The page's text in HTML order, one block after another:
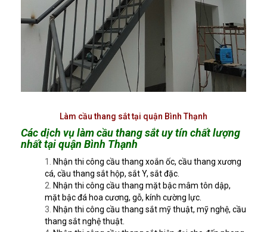
Làm cầu thang sắt tại quận Bình Thạnh
Các dịch vụ làm cầu thang sắt uy tín chất lượng
nhất tại quận Bình Thạnh
Nhận thi công cầu thang xoắn ốc, cầu thang xương
cá, cầu thang sắt hộp, sắt Y, sắt đặc.
Nhận thi công cầu thang mặt bậc mâm tôn dập,
mặt bậc đá hoa cương, gỗ, kính cường lực.
Nhận thi công cầu thang sắt mỹ thuật, mỹ nghệ, cầu
thang sắt nghệ thuật.